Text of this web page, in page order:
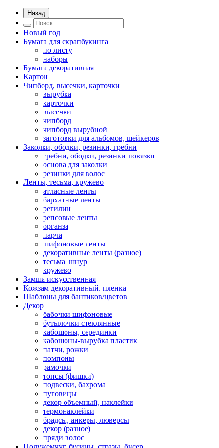
Назад
Новый год
Бумага для скрапбукинга
по листу
наборы
Бумага декоративная
Картон
Чипборд, высечки, карточки
вырубка
карточки
высечки
чипборд
чипборд вырубной
заготовки для альбомов, шейкеров
Заколки, ободки, резинки, гребни
гребни, ободки, резинки-повязки
основа для заколки
резинки для волос
Ленты, тесьма, кружево
атласные ленты
бархатные ленты
регилин
репсовые ленты
органза
парча
шифоновые ленты
декоративные ленты (разное)
тесьма, шнур
кружево
Замша искусственная
Кожзам декоративный, пленка
Шаблоны для бантиков/цветов
Декор
бабочки шифоновые
бутылочки стеклянные
кабошоны, серединки
кабошоны-вырубка пластик
патчи, рожки
помпоны
рамочки
топсы (фишки)
подвески, бахрома
пуговицы
декор объемный, наклейки
термонаклейки
брадсы, анкеры, люверсы
декор (разное)
пряди волос
Полужемчуг, бусины, стразы, бисер